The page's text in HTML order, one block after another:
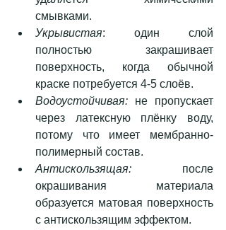
смывками.
Укрывистая: один слой
полностью закрашивает
поверхность, когда обычной
краске потребуется 4-5 слоёв.
Водоустойчивая: не пропускает
через латексную плёнку воду,
потому что имеет мембранно-
полимерный состав.
Антискользящая: после
окрашивания материала
образуется матовая поверхность
с антискользящим эффектом.